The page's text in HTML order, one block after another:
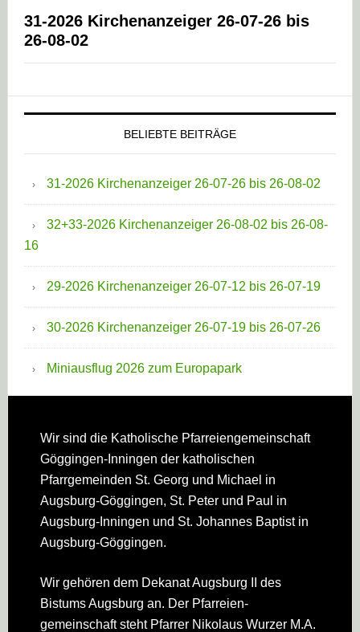
31-2026 Kirchenanzeiger 26-07-26 bis
26-08-02
BELIEBTE BEITRÄGE
31-2026 Kirchenanzeiger 26-07-26 bis 26-08-02
32+33-2026 Kirchenanzeiger 26-08-02 bis 26-08-
16
29-2026 Kirchenanzeiger 26-07-12 bis 26-07-19
30-2026 Kirchenanzeiger 26-07-19 bis 26-07-26
Miniausflug 2026 zum Europapark
Footer
Wir sind die Katholische Pfarreien­gemeinschaft
Göggingen-Inningen der katholischen
Pfarrgemeinden St. Georg und Michael in
Augsburg-Göggingen, St. Peter und Paul in
Augsburg-Inningen und St. Johannes Baptist in
Augsburg-Göggingen.
Wir gehören dem Dekanat Augsburg II des
Bistums Augsburg an. Der Pfarreien­
gemeinschaft steht Pfarrer Nikolaus Wurzer M.A.